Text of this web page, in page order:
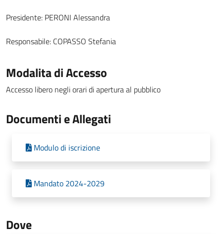
Presidente: PERONI Alessandra
Responsabile: COPASSO Stefania
Modalita di Accesso
Accesso libero negli orari di apertura al pubblico
Documenti e Allegati
Modulo di iscrizione
Mandato 2024-2029
Dove